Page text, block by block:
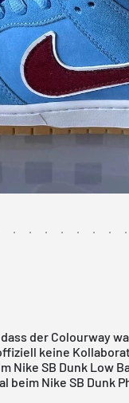
der Colourway
keine
Nike SB Dunk Low
beim Nike SB Dunk